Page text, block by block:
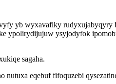
yb wyxavafiky
ypolirydijujuw ysyjodyfok
sagaha.
eqebuf fifoquzebi